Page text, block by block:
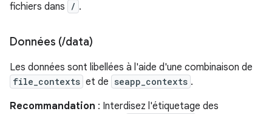
fichiers dans
/ .
Données (/data)
Les données sont libellées à l'aide d'une combinaison de
file_contexts et de seapp_contexts .
Recommandation : Interdisez l'étiquetage des